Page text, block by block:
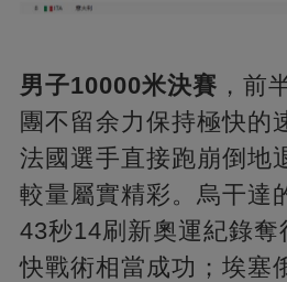
男子10000米決賽 ，前
團不留余力保持極快的
法國選手直接跑崩倒地
較量屬實精彩。烏干達
43秒14刷新奧運紀錄奪
快戰術相當成功；埃塞